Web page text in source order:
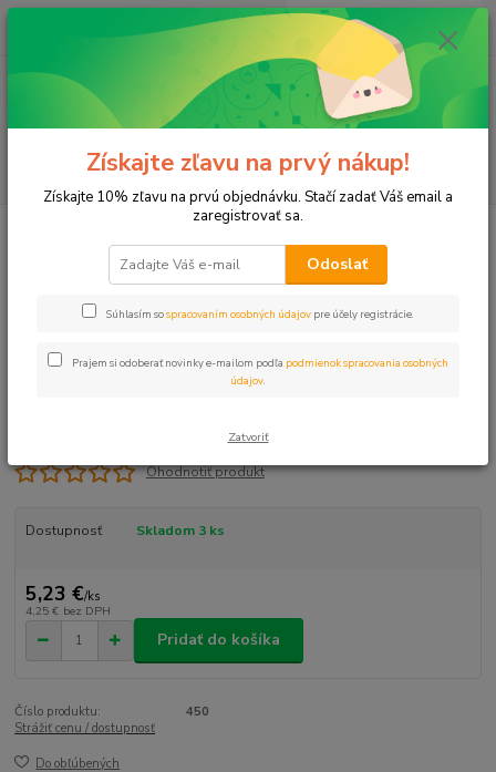
Menu
(Po-Pia, 8-17 hod.)
ks
za0 €
N Šrúbenie 1" NIBCO
N Šrúbenie 1" NIBCO
Ohodnotiť produkt
Dostupnosť Skladom 3 ks
5,23 €/ks
4,25 € bez DPH
Pridať do košíka
Číslo produktu:
450
Strážiť cenu / dostupnosť
Do obľúbených
Získajte zľavu na prvý nákup!
Získajte 10% zľavu na prvú objednávku. Stačí zadať Váš email a
zaregistrovať sa.
Odoslať
Súhlasím sospracovaním osobných údajov pre účely registrácie.
Prajem si odoberať novinky e-mailom podľa podmienok spracovania osobných
údajov
Zatvoriť